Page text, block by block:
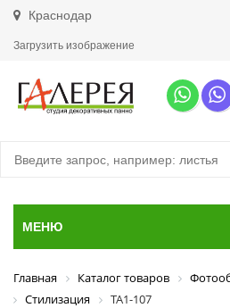
Краснодар
Загрузить изображение
МЕНЮ
Главная Каталог товаров
Стилизация
ТА1-107